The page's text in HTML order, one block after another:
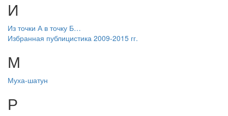
И
Из точки А в точку Б…
Избранная публицистика 2009-2015 гг.
М
Муха-шатун
Р